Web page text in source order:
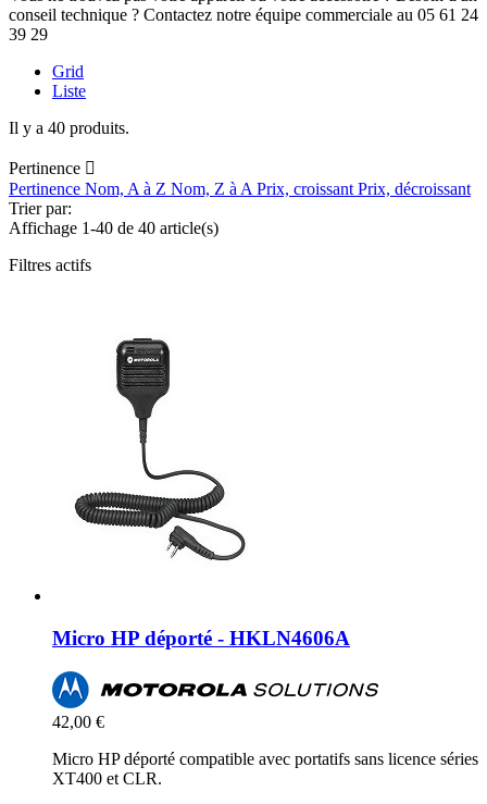
conseil technique ? Contactez notre équipe commerciale au 05 61 24
39 29
Grid
Liste
Il y a 40 produits.
Pertinence 
Pertinence Nom, A à Z Nom, Z à APrix, croissantPrix, décroissant
Trier par:
Affichage 1-40 de 40 article(s)
Filtres actifs
Micro HP déporté - HKLN4606A
42,00 €
Micro HP déporté compatible avec portatifs sans licence séries
XT400 et CLR.